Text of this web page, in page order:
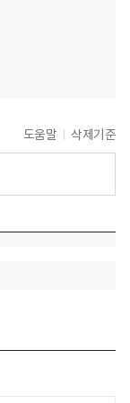
도움말 삭제기준